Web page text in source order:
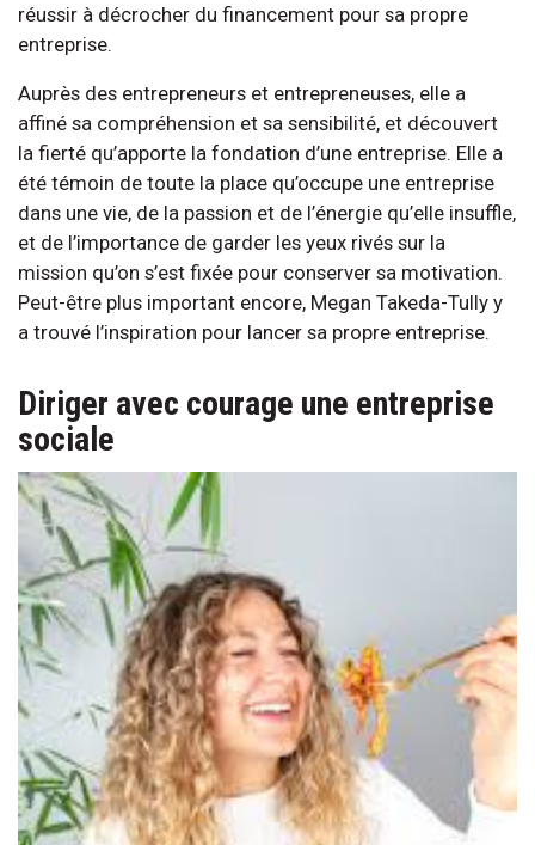
réussir à décrocher du financement pour sa propre
entreprise.
Auprès des entrepreneurs et entrepreneuses, elle a
affiné sa compréhension et sa sensibilité, et découvert
la fierté qu’apporte la fondation d’une entreprise. Elle a
été témoin de toute la place qu’occupe une entreprise
dans une vie, de la passion et de l’énergie qu’elle insuffle,
et de l’importance de garder les yeux rivés sur la
mission qu’on s’est fixée pour conserver sa motivation.
Peut-être plus important encore, Megan Takeda-Tully y
a trouvé l’inspiration pour lancer sa propre entreprise.
Diriger avec courage une entreprise
sociale